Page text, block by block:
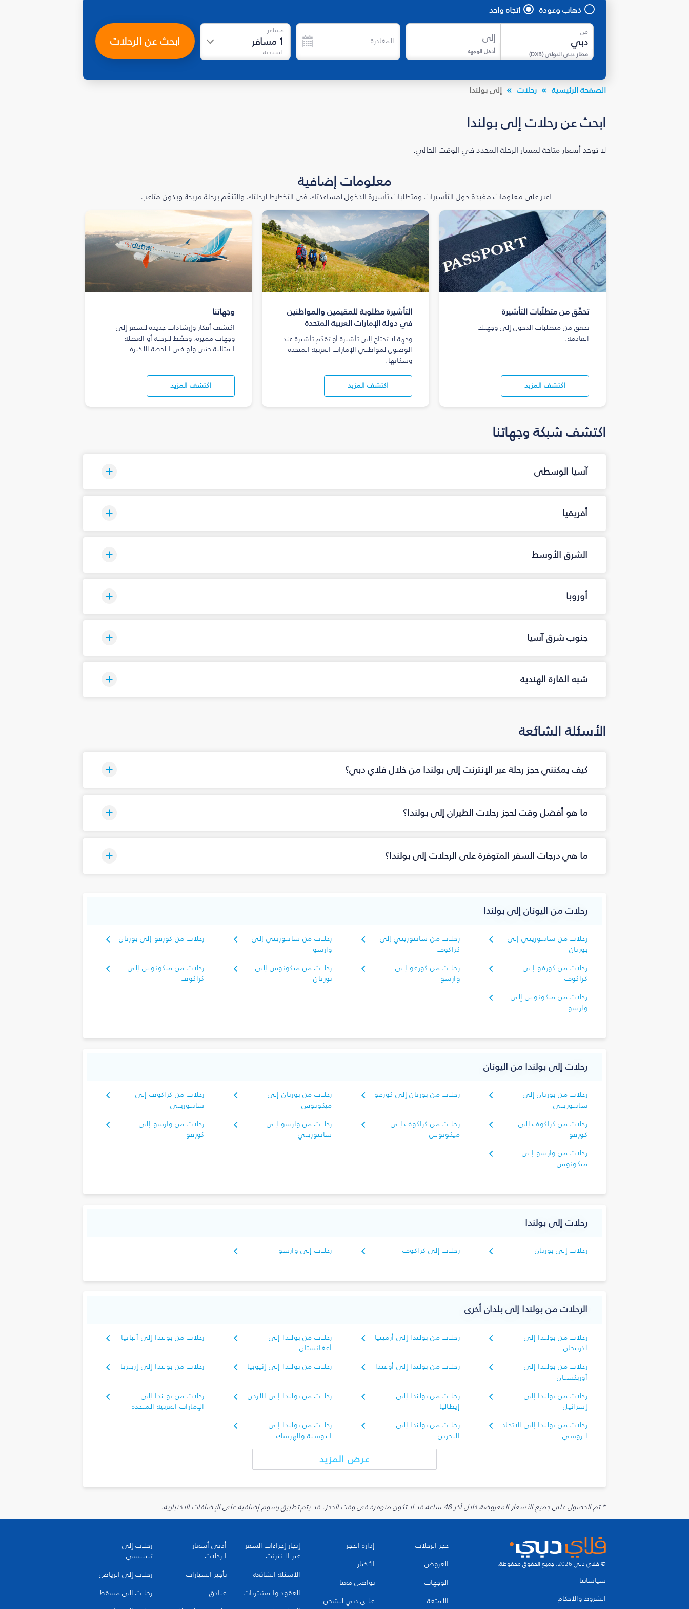
ذهاب وعودة اتجاه واحد
من
مطار دبي الدولي(
DXB
)
إلى
أدخل الوجهة
المغادرة
مسافر
1 مسافر
السياحية
ابحث عن الرحلات
الصفحة الرئيسية رحلات إلى بولندا
ابحث عن رحلات إلى بولندا
لا توجد أسعار متاحة لمسار الرحلة المحدد في الوقت الحالي.
معلومات إضافية
اعثر على معلومات مفيدة حول التأشيرات ومتطلبات تأشيرة الدخول لمساعدتك في التخطيط لرحلتك والتنعّم برحلة مريحة وبدون متاعب.
تحقّق من متطلّبات التأشيرة
تحقق من متطلبات الدخول إلى وجهتك
القادمة.
اكتشف المزيد
التأشيرة مطلوبة للمقيمين والمواطنين
في دولة الإمارات العربية المتحدة
وجهة لا تحتاج إلى تأشيرة أو تقدّم تأشيرة عند
الوصول لمواطني الإمارات العربية المتحدة
وسكانها.
اكتشف المزيد
وجهاتنا
اكتشف أفكار وإرشادات جديدة للسفر إلى
وجهات مميزة، وخطّط للرحلة أو العطلة
المثالية حتى ولو في اللحظة الأخيرة.
اكتشف المزيد
اكتشف شبكة وجهاتنا
آسيا الوسطى
أفريقيا
الشرق الأوسط
أوروبا
جنوب شرق آسيا
شبه القارة الهندية
الأسئلة الشائعة
كيف يمكنني حجز رحلة عبر الإنترنت إلى بولندا من خلال فلاي دبي؟
ما هو أفضل وقت لحجز رحلات الطيران إلى بولندا؟
ما هي درجات السفر المتوفرة على الرحلات إلى بولندا؟
رحلات من اليونان إلى بولندا
رحلات من سانتوريني إلى
بوزنان
رحلات من سانتوريني إلى
كراكوف
رحلات من سانتوريني إلى
وارسو
رحلات من كورفو إلى بوزنان
رحلات من كورفو إلى
كراكوف
رحلات من كورفو إلى
وارسو
رحلات من ميكونوس إلى
بوزنان
رحلات من ميكونوس إلى
كراكوف
رحلات من ميكونوس إلى
وارسو
رحلات إلى بولندا من اليونان
رحلات من بوزنان إلى
سانتوريني
رحلات من بوزنان إلى كورفو
رحلات من بوزنان إلى
ميكونوس
رحلات من كراكوف إلى
سانتوريني
رحلات من كراكوف إلى
كورفو
رحلات من كراكوف إلى
ميكونوس
رحلات من وارسو إلى
سانتوريني
رحلات من وارسو إلى
كورفو
رحلات من وارسو إلى
ميكونوس
رحلات إلى بولندا
رحلات إلى بوزنان رحلات إلى كراكوف رحلات إلى وارسو
الرحلات من بولندا إلى بلدان أخرى
رحلات من بولندا إلى
أذربيجان
رحلات من بولندا إلى أرمينيا
رحلات من بولندا إلى
أفغانستان
رحلات من بولندا إلى ألبانيا
رحلات من بولندا إلى
أوزبكستان
رحلات من بولندا إلى أوغندا رحلات من بولندا إلى إثيوبيا رحلات من بولندا إلى إريتريا
رحلات من بولندا إلى
إسرائيل
رحلات من بولندا إلى
إيطاليا
رحلات من بولندا إلى الأردن
رحلات من بولندا إلى
الإمارات العربية المتحدة
رحلات من بولندا إلى الاتحاد
الروسي
رحلات من بولندا إلى
البحرين
رحلات من بولندا إلى
البوسنة والهرسك
عرض المزيد
* تم الحصول على جميع الأسعار المعروضة خلال آخر 48 ساعة قد لا تكون متوفرة في وقت الحجز. قد يتم تطبيق رسوم إضافية على الإضافات الاختيارية.
© فلاي دبي 2026. جميع الحقوق محفوظة.
سياساتنا
الشروط والأحكام
حجز الرحلات
العروض
الوجهات
الأمتعة
إدارة الحجز
الأخبار
تواصل معنا
فلاي دبي للشحن
إنجاز إجراءات السفر
عبر الإنترنت
الأسئلة الشائعة
العقود والمشتريات
أدنى أسعار
الرحلات
تأجير السيارات
فنادق
رحلات إلى
تبيليسي
رحلات إلى الرياض
رحلات إلى مسقط